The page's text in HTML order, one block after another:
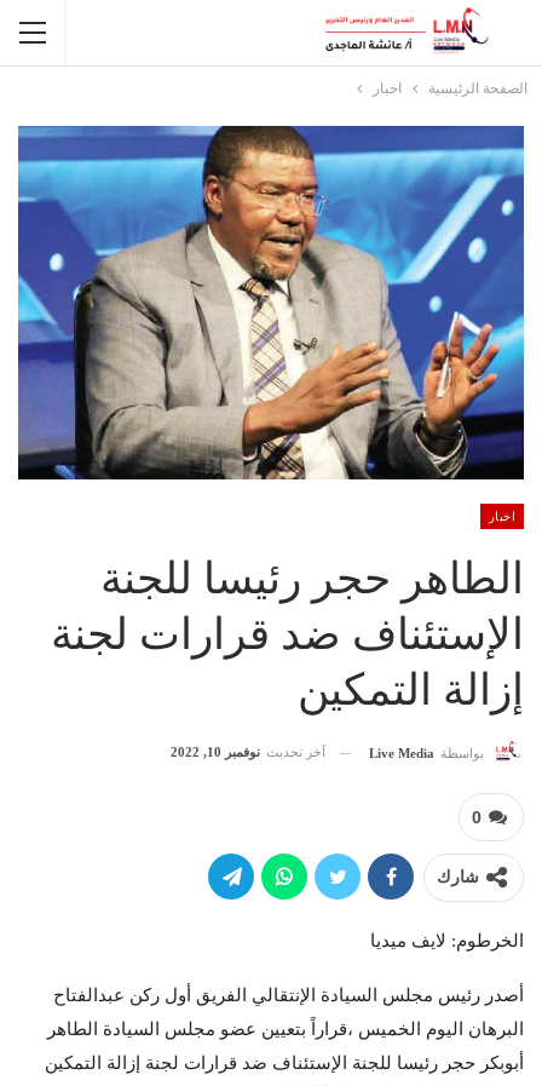
الصفحة الرئيسية اخبار
اخبار
الطاهر حجر رئيسا للجنة
الإستئناف ضد قرارات لجنة
إزالة التمكين
بواسطة Live Media آخر تحديث نوفمبر 10, 2022
0
شارك
الخرطوم: لايف ميديا
أصدر رئيس مجلس السيادة الإنتقالي الفريق أول ركن عبدالفتاح
البرهان اليوم الخميس ،قراراً بتعيين عضو مجلس السيادة الطاهر
أبوبكر حجر رئيسا للجنة الإستئناف ضد قرارات لجنة إزالة التمكين